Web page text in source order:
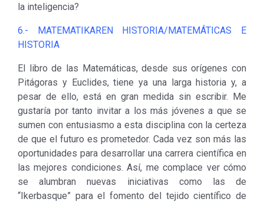
la inteligencia?
6.- MATEMATIKAREN HISTORIA/MATEMÁTICAS E
HISTORIA
El libro de las Matemáticas, desde sus orígenes con
Pitágoras y Euclides, tiene ya una larga historia y, a
pesar de ello, está en gran medida sin escribir. Me
gustaría por tanto invitar a los más jóvenes a que se
sumen con entusiasmo a esta disciplina con la certeza
de que el futuro es prometedor. Cada vez son más las
oportunidades para desarrollar una carrera científica en
las mejores condiciones. Así, me complace ver cómo
se alumbran nuevas iniciativas como las de
“Ikerbasque” para el fomento del tejido científico de